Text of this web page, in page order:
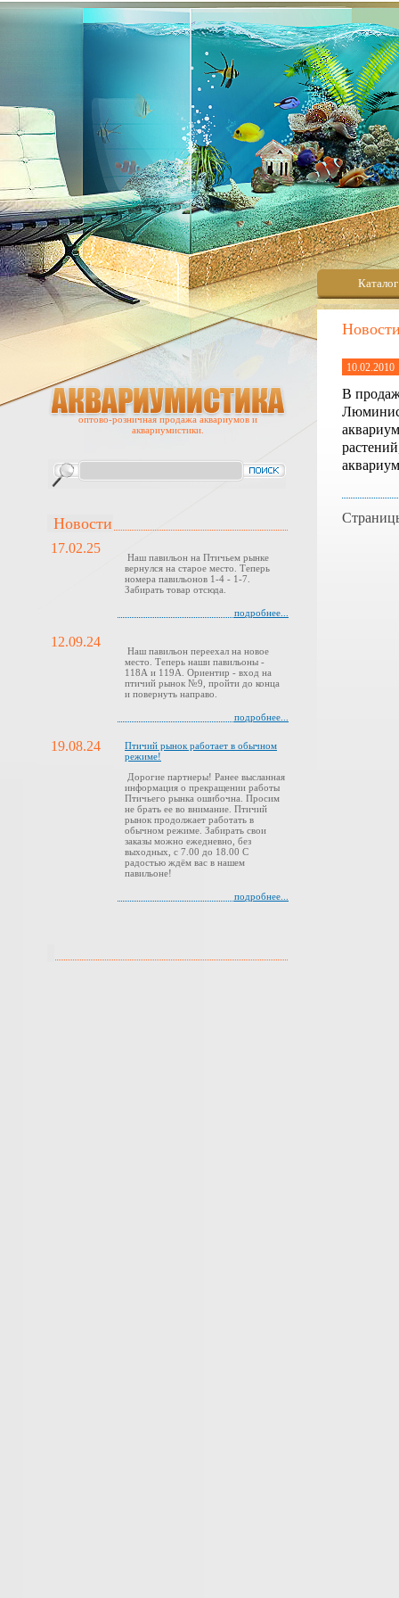
Каталог
10.02.2010
В
оптово-розничная продажа аквариумов и
аквариумистики.
Новости
17.02.25
Наш павильон на Птичьем рынке
вернулся на старое место. Теперь
номера павильонов 1-4 - 1-7.
Забирать товар отсюда.
подробнее...
12.09.24
Наш павильон переехал на новое
место. Теперь наши павильоны -
118А и 119А. Ориентир - вход на
птичий рынок №9, пройти до конца
и повернуть направо.
подробнее...
19.08.24
Птичий рынок работает в обычном
режиме!
Дорогие партнеры! Ранее высланная
информация о прекращении работы
Птичьего рынка ошибочна. Просим
не брать ее во внимание. Птичий
рынок продолжает работать в
обычном режиме. Забирать свои
заказы можно ежедневно, без
выходных, с 7.00 до 18.00 С
радостью ждём вас в нашем
павильоне!
подробнее...